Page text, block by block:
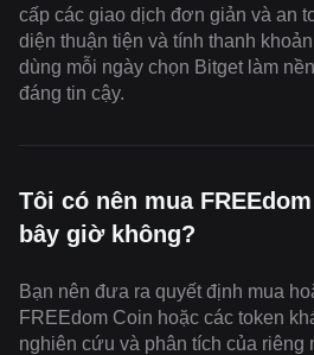
cấp các giao dịch đơn giản và an
diện thuận tiện và tính thanh
dùng mỗi ngày chọn Bitget làm
đáng tin cậy.
Tôi có nên mua
bây giờ không?
Bạn nên đưa ra quyết định mua
FREEdom Coin hoặc các token
nghiên cứu và phân tích của riêng